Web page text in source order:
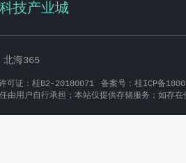
技产业城
北海365
可证：桂B2-20180071
备案号：桂ICP备
由用户自行承担；本站仅提供存储服务；如存